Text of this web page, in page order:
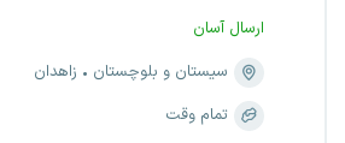
ارسال آسان
سیستان و بلوچستان
زاهدان
تمام وقت